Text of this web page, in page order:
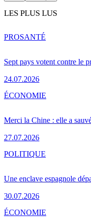
LES PLUS LUS
Sept pays votent contre le
24.07.2026
PROSANTÉ
Merci la Chine : elle a
27.07.2026
ÉCONOMIE
Une enclave espagnole
30.07.2026
POLITIQUE
ÉCONOMIE